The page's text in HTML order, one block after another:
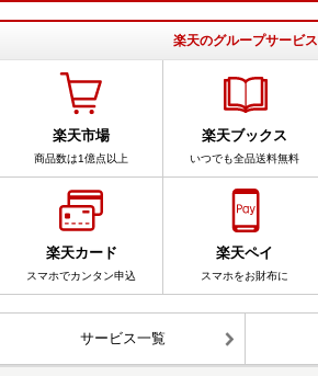
楽天のグループサービス
楽天市場
商品数は1億点以上
楽天ブックス
いつでも全品送料無料
楽天カード
スマホでカンタン申込
楽天ペイ
スマホをお財布に
サービス一覧